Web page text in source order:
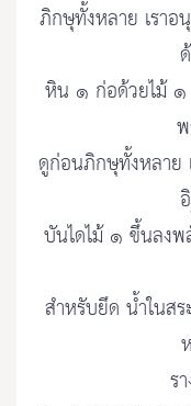
ภิกษุทั้งหลาย เรา
หิน ๑ ก่อด้วยไม้
ดูก่อนภิกษุทั้งหลาย
บันไดไม้ ๑ ขึ้นลง
สำหรับยึด น้ำในส
ร